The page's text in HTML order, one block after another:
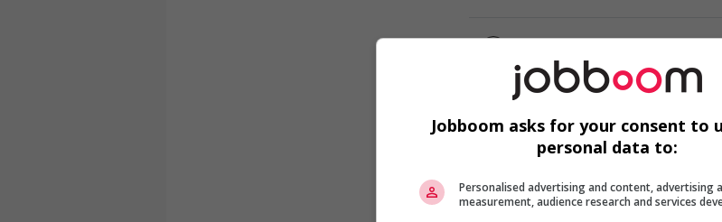
Cariste/manutentionnaire
Boucherville, QC
(26 km)
Construction, production
et manutention
Saint-Denis-sur-Richelieu, QC
(59 km)
Jobboom asks for your consent to
personal data to:
Personalised advertising and content, advertising
measurement, audience research and services